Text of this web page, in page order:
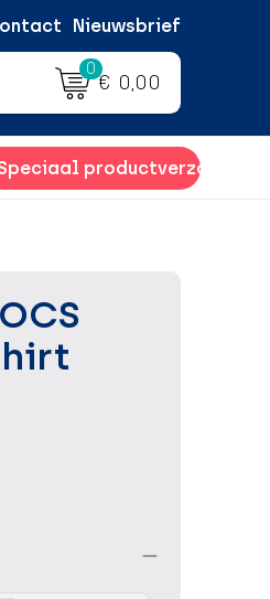
Nieuwsbrief
0
€ 0,00
productverzoek